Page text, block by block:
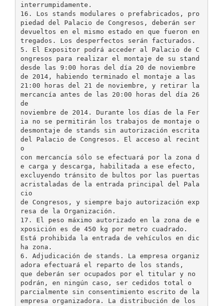
interrumpidamente.
16. Los stands modulares o prefabricados, pro
piedad del Palacio de Congresos, deberán ser
devueltos en el mismo estado en que fueron en
tregados. Los desperfectos serán facturados.
5. El Expositor podrá acceder al Palacio de C
ongresos para realizar el montaje de su stand
desde las 9:00 horas del día 20 de noviembre
de 2014, habiendo terminado el montaje a las
21:00 horas del 21 de noviembre, y retirar la
mercancía antes de las 20:00 horas del día 26
de
noviembre de 2014. Durante los días de la Fer
ia no se permitirán los trabajos de montaje o
desmontaje de stands sin autorización escrita
del Palacio de Congresos. El acceso al recint
o
con mercancía sólo se efectuará por la zona d
e carga y descarga, habilitada a ese efecto,
excluyendo tránsito de bultos por las puertas
acristaladas de la entrada principal del Pala
cio
de Congresos, y siempre bajo autorización exp
resa de la Organización.
17. El peso máximo autorizado en la zona de e
xposición es de 450 kg por metro cuadrado.
Está prohibida la entrada de vehículos en dic
ha zona.
6. Adjudicación de stands. La empresa organiz
adora efectuará el reparto de los stands,
que deberán ser ocupados por el titular y no
podrán, en ningún caso, ser cedidos total o
parcialmente sin consentimiento escrito de la
empresa organizadora. La distribución de los